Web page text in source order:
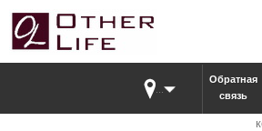
Обратная
связь
...